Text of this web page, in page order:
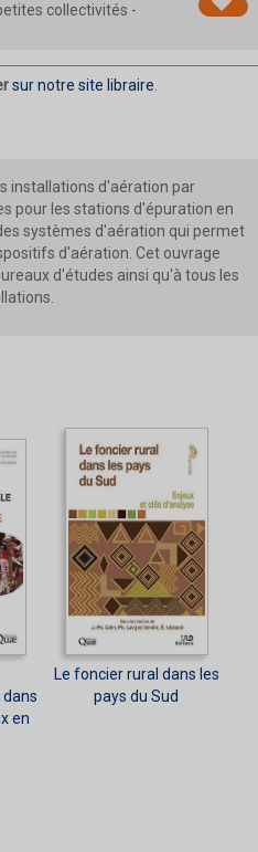
collectivités -
sur notre site libraire
installations d'aération par
pour les stations d'épuration en
systèmes d'aération qui permet
d'aération. Cet ouvrage
d'études ainsi qu'à tous les
en
Le foncier rural dans les
pays du Sud